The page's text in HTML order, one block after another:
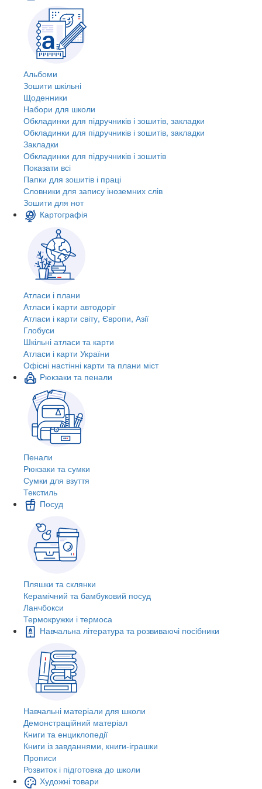
Альбоми
Зошити шкільні
Щоденники
Набори для школи
Обкладинки для підручників і зошитів, закладки
Обкладинки для підручників і зошитів, закладки
Закладки
Обкладинки для підручників і зошитів
Показати всі
Папки для зошитів і праці
Словники для запису іноземних слів
Зошити для нот
Картографія
Атласи і плани
Атласи і карти автодоріг
Атласи і карти світу, Європи, Азії
Глобуси
Шкільні атласи та карти
Атласи і карти України
Офісні настінні карти та плани міст
Рюкзаки та пенали
Пенали
Рюкзаки та сумки
Сумки для взуття
Текстиль
Посуд
Пляшки та склянки
Керамічний та бамбуковий посуд
Ланчбокси
Термокружки і термоса
Навчальна література та розвиваючі посібники
Навчальні матеріали для школи
Демонстраційний матеріал
Книги та енциклопедії
Книги із завданнями, книги-іграшки
Прописи
Розвиток і підготовка до школи
Художні товари